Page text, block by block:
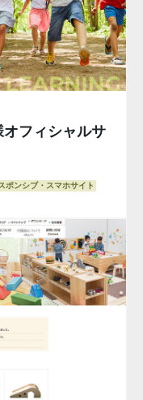
フィシャルサ
ポンシブ・スマホサイト